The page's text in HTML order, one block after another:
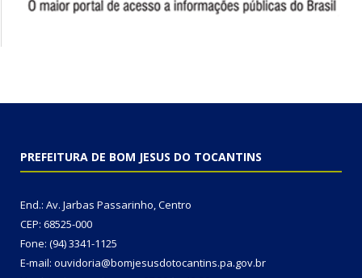
PREFEITURA DE BOM JESUS DO TOCANTINS
End.: Av. Jarbas Passarinho, Centro
CEP: 68525-000
Fone: (94) 3341-1125
E-mail: ouvidoria@bomjesusdotocantins.pa.gov.br